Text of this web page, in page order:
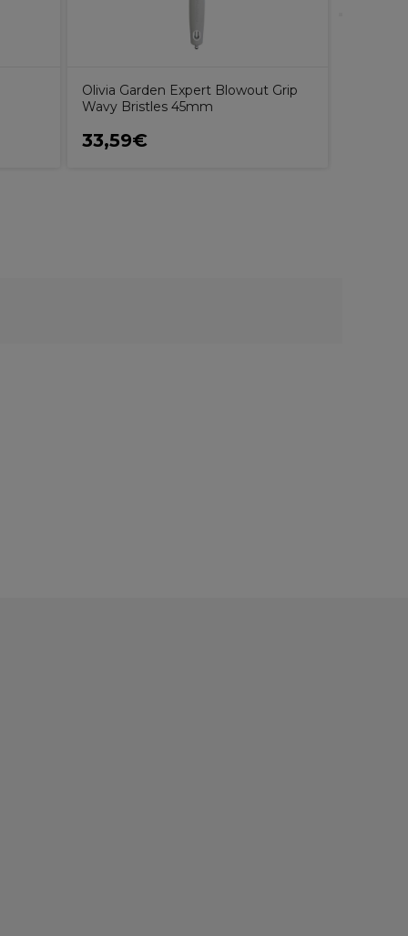
Olivia Garden Expert Blowout Grip
Wavy Bristles 45mm
33,59€